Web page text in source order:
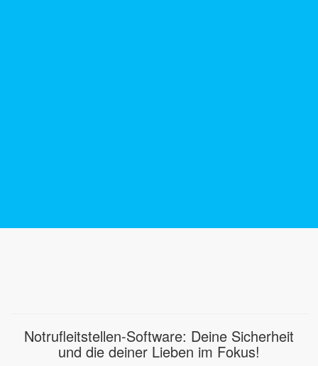
Notrufleitstellen-Software: Deine Sicherheit
und die deiner Lieben im Fokus!